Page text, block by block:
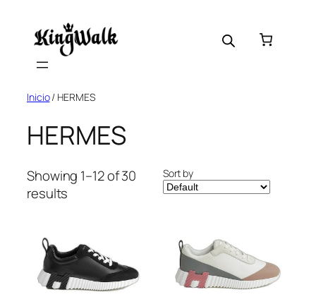
content
Inicio/ HERMES
HERMES
Showing 1–12 of 30
results
Sort by